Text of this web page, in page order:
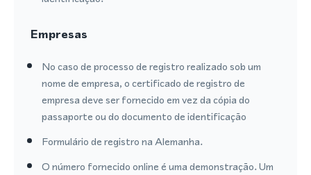
Empresas
No caso de processo de registro realizado sob um
nome de empresa, o certificado de registro de
empresa deve ser fornecido em vez da cópia do
passaporte ou do documento de identificação
Formulário de registro na Alemanha.
O número fornecido online é uma demonstração. Um